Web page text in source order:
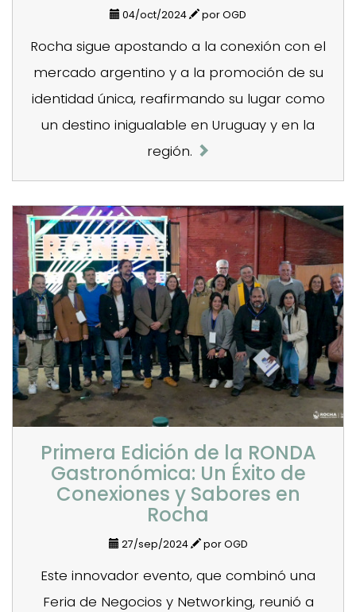
04/oct/2024 por OGD
Rocha sigue apostando a la conexión con el
mercado argentino y a la promoción de su
identidad única, reafirmando su lugar como
un destino inigualable en Uruguay y en la
región.
Primera Edición de la RONDA
Gastronómica: Un Éxito de
Conexiones y Sabores en
Rocha
27/sep/2024 por OGD
Este innovador evento, que combinó una
Feria de Negocios y Networking, reunió a